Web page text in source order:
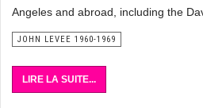
Angeles and abroad, including the
JOHN LEVEE 1960-1969
LIRE LA SUITE...